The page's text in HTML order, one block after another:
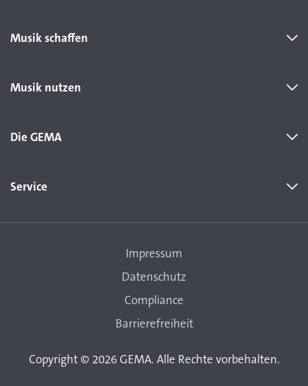
Musik schaffen
Musik nutzen
Die GEMA
Service
Copyright © 2026 GEMA. Alle Rechte vorbehalten.
Impressum
Datenschutz
Compliance
Barrierefreiheit